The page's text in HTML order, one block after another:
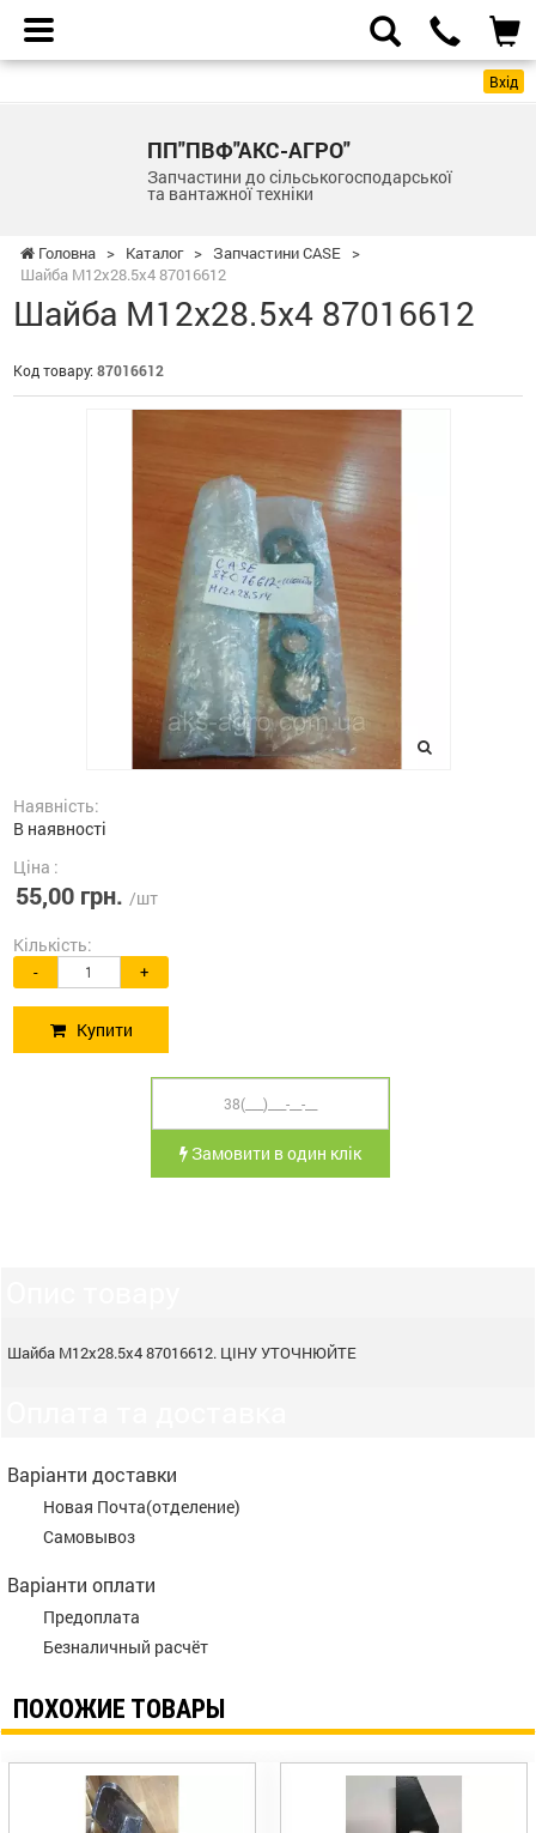
Вхід
ПП"ПВФ"АКС-АГРО"
Запчастини до сільськогосподарської
та вантажної техніки
Головна > Каталог > Запчастини CASE >
Шайба М12х28.5х4 87016612
Шайба М12х28.5х4 87016612
Код товару: 87016612
Наявність:
В наявності
Ціна :
55,00 грн. /шт
Кількість:
- +
Купити
Замовити в один клік
Шайба М12х28.5х4 87016612. ЦІНУ УТОЧНЮЙТЕ
Варіанти доставки
Новая Почта(отделение)
Самовывоз
Варіанти оплати
Предоплата
Безналичный расчёт
ПОХОЖИЕ ТОВАРЫ